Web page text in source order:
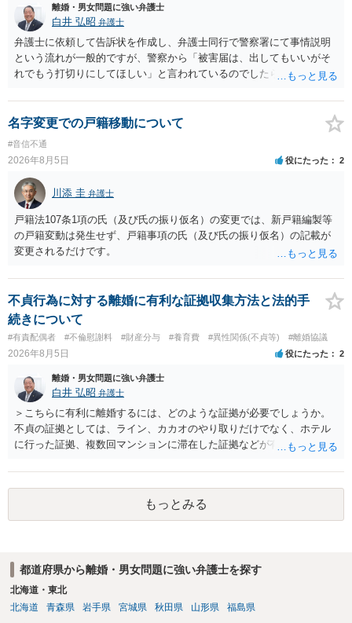
離婚・男女問題に強い弁護士
白井 弘昭 弁護士
弁護士に依頼して告訴状を作成し、弁護士同行で警察署にて事情説明
という流れが一般的ですが、警察から「被害届は、出してもいいがそ
れでもう打切りにしてほしい」と言われているのでしたら、あまり結
検察庁に訴えるのもありかもしれないですが、実際に捜査をするの
は、結局所轄だと思われますので、やはり結論は変わらないかもしれ
ないです。 一度、最寄りの「刑事に強い」とうたっている弁護士に相
談してみてはいかがでしょうか。 以上、ご参考まで。
名字変更での戸籍移動について
#音信不通
2026年8月5日 役にたった 2
川添 圭 弁護士
戸籍法107条1項の氏（及び氏の振り仮名）の変更では、新戸籍編製等
の戸籍変動は発生せず、戸籍事項の氏（及び氏の振り仮名）の記載が
変更されるだけです。
不貞行為に対する離婚に有利な証拠収集方法と法的手
続きについて
#有責配偶者 #不倫慰謝料 #財産分与 #養育費 #異性関係(不貞等) #離婚協議
2026年8月5日 役にたった 2
離婚・男女問題に強い弁護士
白井 弘昭 弁護士
＞こちらに有利に離婚するには、どのような証拠が必要でしょうか。
不貞の証拠としては、ライン、カカオのやり取りだけでなく、ホテル
に行った証拠、複数回マンションに滞在した証拠などが有効です。 不
婚する、慰謝料をとるなど）ことができると思われます。 ただし、不
貞発覚後、長期間同居を続けると、不貞を許したとの評価につながる
場合がありますので、ご注意ください。 以上、ご参考まで。
もっとみる
都道府県から離婚・男女問題に強い弁護士を探す
北海道・東北
北海道
青森県 岩手県 宮城県 秋田県 山形県 福島県